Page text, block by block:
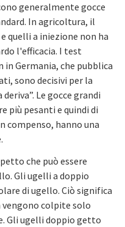
generalmente gocce
In agricoltura, il
quelli a iniezione non ha
l'efficacia. I test
Germania, che pubblica
sono decisivi per la
Le gocce grandi
più pesanti e quindi di
compenso, hanno una
che può essere
Gli ugelli a doppio
di ugello. Ciò significa
vengono colpite solo
Gli ugelli doppio getto